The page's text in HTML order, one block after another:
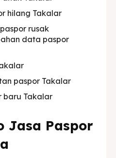
hilang Takalar
rusak
data paspor
paspor Takalar
baru Takalar
Jasa Paspor